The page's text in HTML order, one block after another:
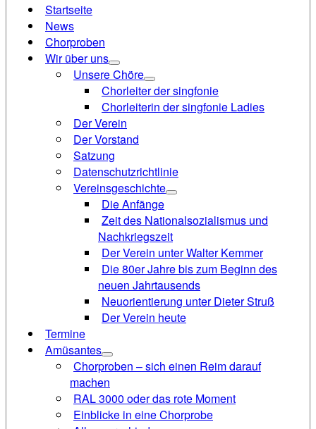
Startseite
News
Chorproben
Wir über uns
Unsere Chöre
Chorleiter der singfonie
Chorleiterin der singfonie Ladies
Der Verein
Der Vorstand
Satzung
Datenschutzrichtlinie
Vereinsgeschichte
Die Anfänge
Zeit des Nationalsozialismus und
Nachkriegszeit
Der Verein unter Walter Kemmer
Die 80er Jahre bis zum Beginn des
neuen Jahrtausends
Neuorientierung unter Dieter Struß
Der Verein heute
Termine
Amüsantes
Chorproben – sich einen Reim darauf
machen
RAL 3000 oder das rote Moment
Einblicke in eine Chorprobe